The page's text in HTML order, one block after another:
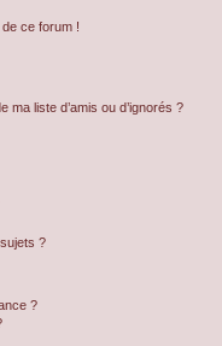
de ce forum !
liste d’amis ou d’ignorés ?
?
?